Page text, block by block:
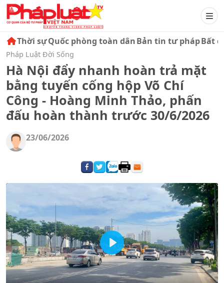
Thời sựQuốc phòng toàn dânBản tin tư phápBất
Pháp Luật Đời Sống
Hà Nội đẩy nhanh hoàn trả mặt
bằng tuyến cống hộp Võ Chí
Công - Hoàng Minh Thảo, phấn
đấu hoàn thành trước 30/6/2026
23/06/2026
Play